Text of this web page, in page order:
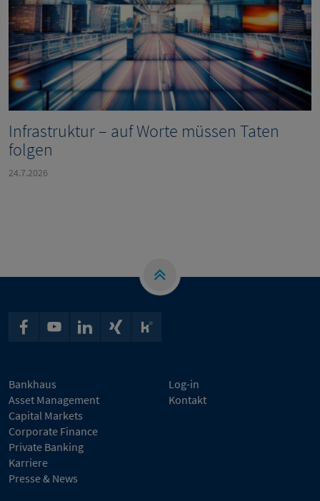
Infrastruktur – auf Worte müssen Taten
folgen
24.7.2026
Bankhaus
Asset Management
Capital Markets
Corporate Finance
Private Banking
Karriere
Presse & News
Log-in
Kontakt